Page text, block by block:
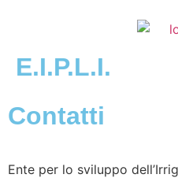
E.I.P.L.I.
Contatti
Ente per lo sviluppo